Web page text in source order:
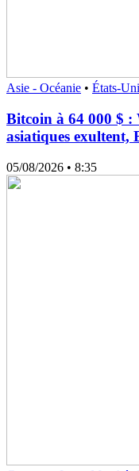
Asie - Océanie • États-
Bitcoin à 64 000 $ :
asiatiques exultent,
05/08/2026 • 8:35